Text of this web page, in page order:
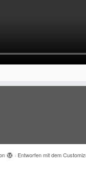
· Entworfen mit dem